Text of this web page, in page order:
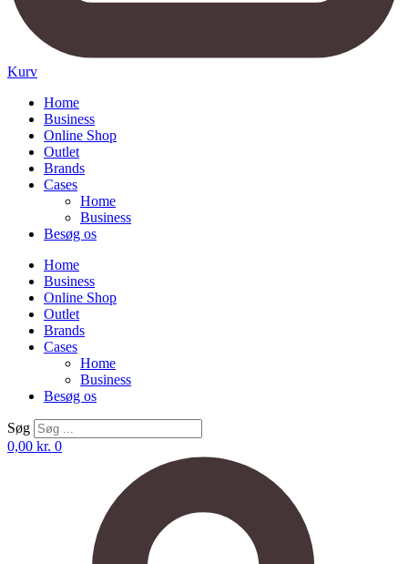
Kurv
Home
Business
Online Shop
Outlet
Brands
Cases
Home
Business
Besøg os
Home
Business
Online Shop
Outlet
Brands
Cases
Home
Business
Besøg os
Søg
0,00 kr. 0